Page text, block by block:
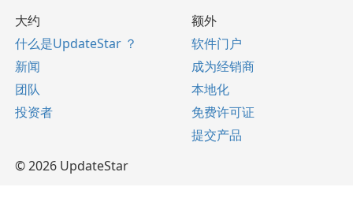
大约
什么是UpdateStar ？
新闻
团队
投资者
额外
软件门户
成为经销商
本地化
免费许可证
提交产品
© 2026 UpdateStar